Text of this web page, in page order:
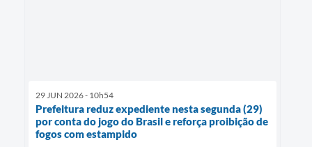
29 JUN 2026 - 10h54
Prefeitura reduz expediente nesta segunda (29)
por conta do jogo do Brasil e reforça proibição de
fogos com estampido